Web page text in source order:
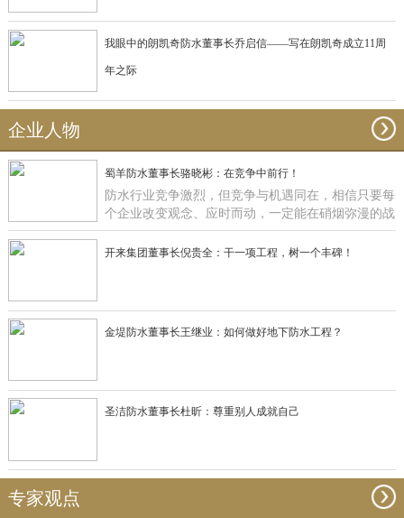
我眼中的朗凯奇防水董事长乔启信——写在朗凯奇成立11周
年之际
企业人物
蜀羊防水董事长骆晓彬：在竞争中前行！
防水行业竞争激烈，但竞争与机遇同在，相信只要每
个企业改变观念、应时而动，一定能在硝烟弥漫的战
场获得一席之地，正如蜀羊防水：一直在竞争中前
行！
开来集团董事长倪贵全：干一项工程，树一个丰碑！
金堤防水董事长王继业：如何做好地下防水工程？
圣洁防水董事长杜昕：尊重别人成就自己
专家观点